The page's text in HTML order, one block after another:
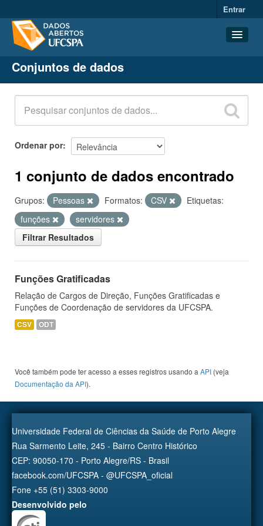
Entrar
Conjuntos de dados
Organizações
Grupos
Sobre
Conjuntos de dados
Ordenar por
1 conjunto de dados encontrado
Grupos: Pessoas Formatos: CSV
Etiquetas:
funções
servidores
Filtrar Resultados
Funções Gratificadas
Relação de Cargos de Direção, Funções Gratificadas e
Funções de Coordenação de servidores da UFCSPA.
CSV ODT
Você também pode ter acesso a esses registros usando a API (veja
Documentação da API).
Universidade Federal de Ciências da Saúde de Porto Alegre
Rua Sarmento Leite, 245 - Bairro Centro Histórico
CEP: 90050-170 - Porto Alegre/RS - Brasil
facebook.com/UFCSPA - @UFCSPA_oficial
Fone +55 (51) 3303-9000
Desenvolvido pelo